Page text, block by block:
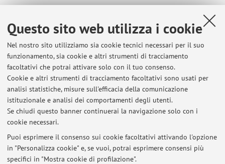
Questo sito web utilizza i cookie
Nel nostro sito utilizziamo sia cookie tecnici necessari per il suo
funzionamento, sia cookie e altri strumenti di tracciamento
facoltativi che potrai attivare solo con il tuo consenso.
Cookie e altri strumenti di tracciamento facoltativi sono usati per
analisi statistiche, misure sull'efficacia della comunicazione
istituzionale e analisi dei comportamenti degli utenti.
Se chiudi questo banner continuerai la navigazione solo con i
cookie necessari.
Puoi esprimere il consenso sui cookie facoltativi attivando l'opzione
in "Personalizza cookie" e, se vuoi, potrai esprimere consensi più
specifici in "Mostra cookie di profilazione".
Contatti
E-mail: riccardo.pellicari2@unibo.it
Dipartimento di Chimica Industriale "Toso Montanari"
Via Piero Gobetti 85, Bologna -Vai alla mappa
Ultimi avvisi